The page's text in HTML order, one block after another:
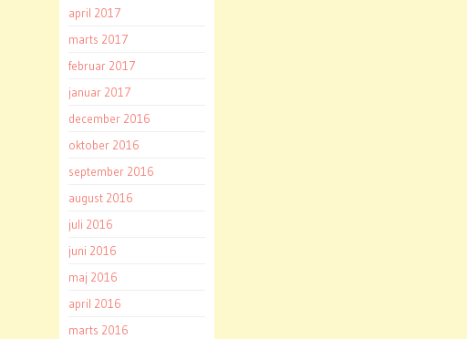
april 2017
marts 2017
februar 2017
januar 2017
december 2016
oktober 2016
september 2016
august 2016
juli 2016
juni 2016
maj 2016
april 2016
marts 2016